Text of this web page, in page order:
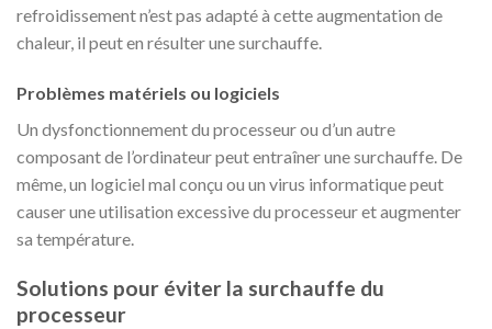
refroidissement n’est pas adapté à cette augmentation de
chaleur, il peut en résulter une surchauffe.
Problèmes matériels ou logiciels
Un dysfonctionnement du processeur ou d’un autre
composant de l’ordinateur peut entraîner une surchauffe. De
même, un logiciel mal conçu ou un virus informatique peut
causer une utilisation excessive du processeur et augmenter
sa température.
Solutions pour éviter la surchauffe du
processeur